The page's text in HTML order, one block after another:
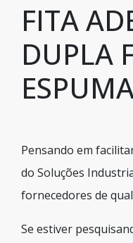
FITA
DUPLA
Pensando em
do Soluções
fornecedores de
Se estiver